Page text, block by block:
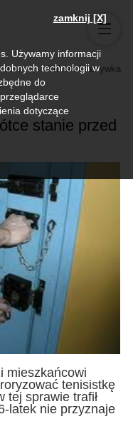
Kultura i rozrywka
stanie przed
mieszkańcowi
tenisistkę
tej sprawie trafił
latek nie przyznaje
zamknij [X]
Używamy informacji
technologii w
do
dotyczące